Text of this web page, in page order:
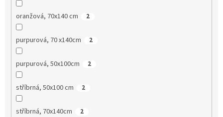
oranžová, 70x140 cm 2
purpurová, 70 x140cm 2
purpurová, 50x100cm 2
stříbrná, 50x100 cm 2
stříbrná, 70x140cm 2